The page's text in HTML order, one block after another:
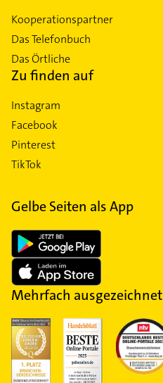
Kooperationspartner
Das Telefonbuch
Das Örtliche
Zu finden auf
Instagram
Facebook
Pinterest
TikTok
Gelbe Seiten als App
Mehrfach ausgezeichnet